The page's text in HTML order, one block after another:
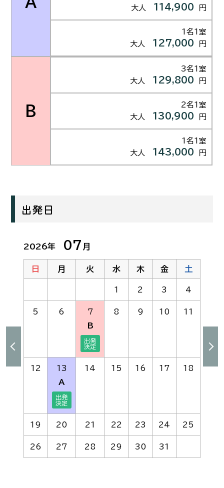
大人 114,900 円
1名1室
大人
127,000 円
B
3名1室
大人
129,800 円
2名1室
大人
130,900 円
1名1室
大人
143,000 円
出発日
2026年 07 月
日 月 火 水 木 金 土
1 2 3 4
5 6 7
B
8 9 10 11
12 13
A
14 15 16 17 18
19 20 21 22 23 24 25
26 27 28 29 30 31